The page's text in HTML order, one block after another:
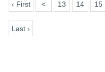
‹ First < 13 14 15
Last ›